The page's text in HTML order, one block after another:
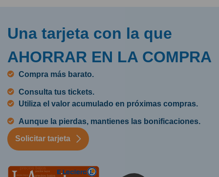
Una tarjeta con la que
AHORRAR EN LA COMPRA
Compra más barato.
Consulta tus tickets.
Utiliza el valor acumulado en próximas compras.
Aunque la pierdas, mantienes las bonificaciones.
Solicitar tarjeta